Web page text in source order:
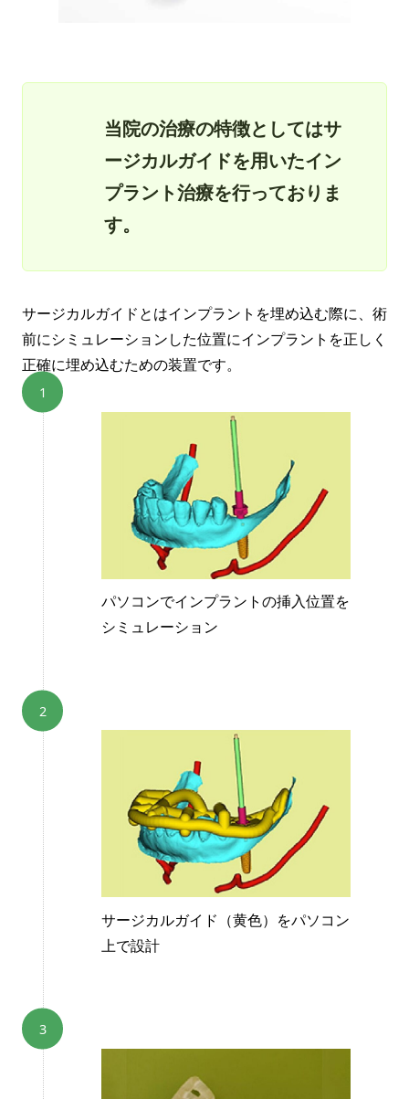
当院の治療の特徴としてはサ
ージカルガイドを用いたイン
プラント治療を行っておりま
す。
サージカルガイドとはインプラントを埋め込む際に、術
前にシミュレーションした位置にインプラントを正しく
正確に埋め込むための装置です。
パソコンでインプラントの挿入位置を
シミュレーション
サージカルガイド（黄色）をパソコン
上で設計